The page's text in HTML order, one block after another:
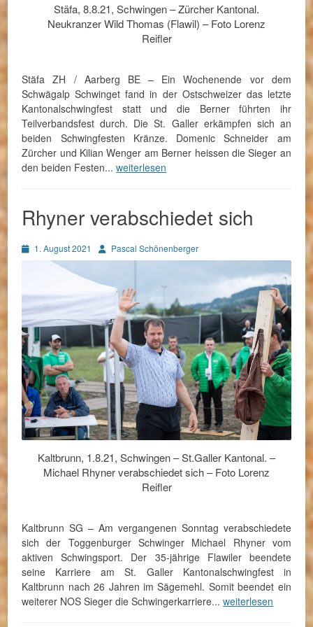
Stäfa, 8.8.21, Schwingen – Zürcher Kantonal.
Neukranzer Wild Thomas (Flawil) – Foto Lorenz
Reifler
Stäfa ZH / Aarberg BE – Ein Wochenende vor dem
Schwägalp Schwinget fand in der Ostschweizer das letzte
Kantonalschwingfest statt und die Berner führten ihr
Teilverbandsfest durch. Die St. Galler erkämpfen sich an
beiden Schwingfesten Kränze. Domenic Schneider am
Zürcher und Kilian Wenger am Berner heissen die Sieger an
den beiden Festen...weiterlesen
Rhyner verabschiedet sich
Posted1. August 2021 AutorPascal Schönenberger
Kaltbrunn, 1.8.21, Schwingen – St.Galler Kantonal. –
Michael Rhyner verabschiedet sich – Foto Lorenz
Reifler
Kaltbrunn SG – Am vergangenen Sonntag verabschiedete
sich der Toggenburger Schwinger Michael Rhyner vom
aktiven Schwingsport. Der 35-jährige Flawiler beendete
seine Karriere am St. Galler Kantonalschwingfest in
Kaltbrunn nach 26 Jahren im Sägemehl. Somit beendet ein
weiterer NOS Sieger die Schwingerkarriere...weiterlesen